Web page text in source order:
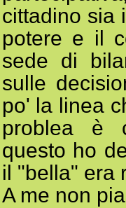
cittadino sia
potere e il
sede di
sulle
po' la linea
problea è
questo ho
il "bella" era
A me non